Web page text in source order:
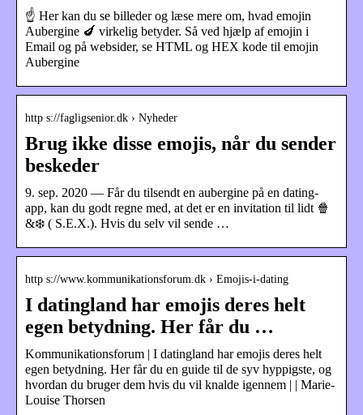
☝ Her kan du se billeder og læse mere om, hvad emojin
Aubergine 🍆 virkelig betyder. Så ved hjælp af emojin i
Email og på websider, se HTML og HEX kode til emojin
Aubergine
http s://fagligsenior.dk › Nyheder
Brug ikke disse emojis, når du sender
beskeder
9. sep. 2020 — Får du tilsendt en aubergine på en dating-
app, kan du godt regne med, at det er en invitation til lidt 🍿
&❄️ ( S.E.X.). Hvis du selv vil sende …
http s://www.kommunikationsforum.dk › Emojis-i-dating
I datingland har emojis deres helt
egen betydning. Her får du …
Kommunikationsforum | I datingland har emojis deres helt
egen betydning. Her får du en guide til de syv hyppigste, og
hvordan du bruger dem hvis du vil knalde igennem | | Marie-
Louise Thorsen